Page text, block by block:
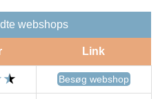
webshops
Link
Besøg webshop